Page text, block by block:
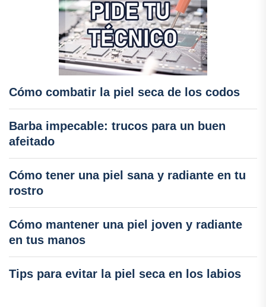
Cómo combatir la piel seca de los codos
Barba impecable: trucos para un buen
afeitado
Cómo tener una piel sana y radiante en tu
rostro
Cómo mantener una piel joven y radiante
en tus manos
Tips para evitar la piel seca en los labios